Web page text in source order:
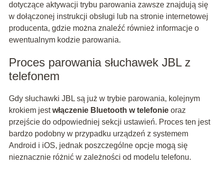
dotyczące aktywacji trybu parowania zawsze znajdują się
w dołączonej instrukcji obsługi lub na stronie internetowej
producenta, gdzie można znaleźć również informacje o
ewentualnym kodzie parowania.
Proces parowania słuchawek JBL z
telefonem
Gdy słuchawki JBL są już w trybie parowania, kolejnym
krokiem jestwłączenie Bluetooth w telefonieoraz
przejście do odpowiedniej sekcji ustawień. Proces ten jest
bardzo podobny w przypadku urządzeń z systemem
Android i iOS, jednak poszczególne opcje mogą się
nieznacznie różnić w zależności od modelu telefonu.